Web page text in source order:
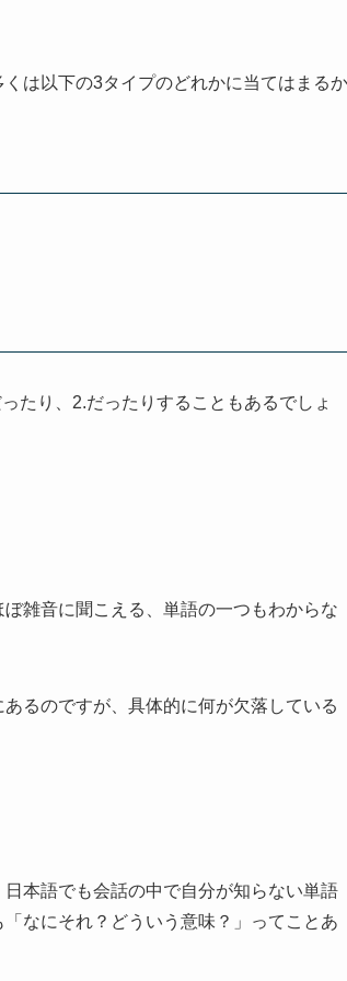
は以下の3タイプのどれかに当てはまるか
たり、2.だったりすることもあるでしょ
雑音に聞こえる、単語の一つもわからな
るのですが、具体的に何が欠落している
日本語でも会話の中で自分が知らない単語
なにそれ？どういう意味？」ってことあ